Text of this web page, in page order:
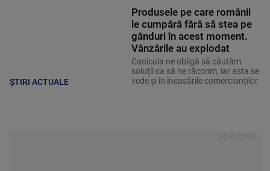
ȘTIRI ACTUALE
Produsele pe care românii
le cumpără fără să stea pe
gânduri în acest moment.
Vânzările au explodat
Canicula ne obligă să căutăm
soluții ca să ne răcorim, iar asta se
vede și în încasările comercianților.